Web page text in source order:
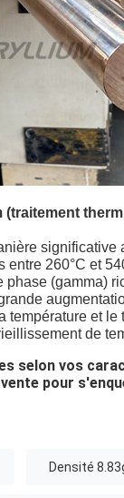
(traitement
entre 260°C et
(gamma)
température et
de
selon vos
pour
Densité